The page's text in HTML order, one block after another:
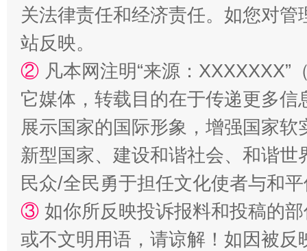
漫山遍野的桃花与雪山、麦地、白藏房 除
招工难、用工荒背后
关法律责任和经济责任。如您对
站反映。
② 凡本网注明“来源：
它媒体，转载目的在于传递更多
展示国家的国际形象，增强国家
新型国家、建设和谐社会、和谐
民众/全民勇于担任文化使者与和
③ 如你所反映投诉报料和投稿的
或不文明用语，请谅解！如因被